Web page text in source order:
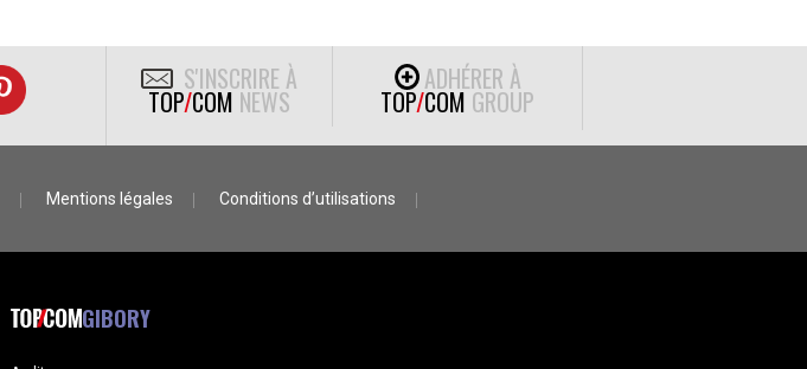
S'INSCRIRE À
TOP/COM NEWS
ADHÉRER À
TOP/COM GROUP
Mentions légales Conditions d’utilisations
GIBORY